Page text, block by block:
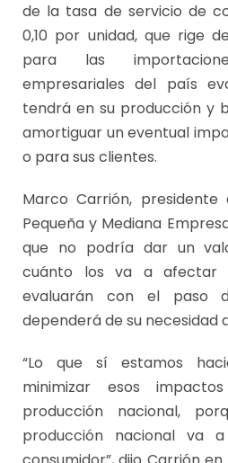
de la tasa de servicio de
0,10 por unidad, que rige
para las
empresariales del país
tendrá en su producción y
amortiguar un eventual
o para sus clientes.
Marco Carrión,
Pequeña y Mediana
que no podría dar un
cuánto los va a afectar
evaluarán con el paso
dependerá de su necesidad
“Lo que sí estamos
minimizar esos
producción nacional,
producción nacional va